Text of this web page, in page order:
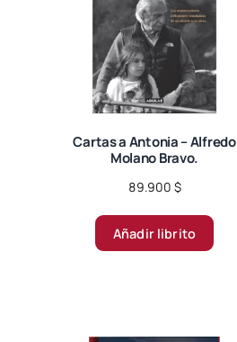
Cartas a Antonia – Alfredo
Molano Bravo.
89.900 $
Añadir librito